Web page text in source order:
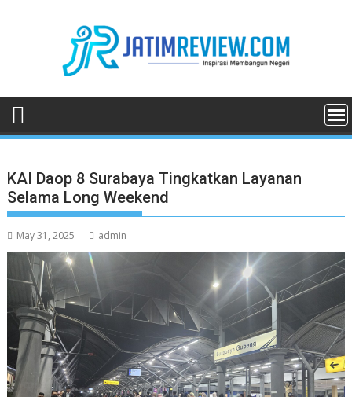
KAI Daop 8 Surabaya Tingkatkan Layanan
Selama Long Weekend
May 31, 2025 admin